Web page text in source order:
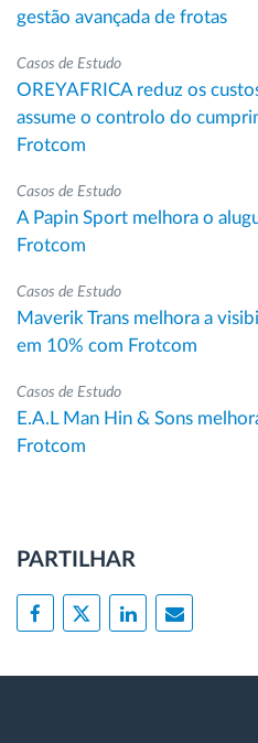
gestão avançada de frotas
Casos de Estudo
OREYAFRICA reduz os
assume o controlo do
Frotcom
Casos de Estudo
A Papin Sport melhora o
Frotcom
Casos de Estudo
Maverik Trans melhora a
em 10% com Frotcom
Casos de Estudo
E.A.L Man Hin & Sons
Frotcom
PARTILHAR